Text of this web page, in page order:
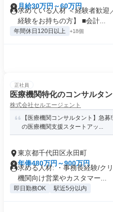
月給30万円～60万円
求めている人材 ＜経験者歓迎
経験をお持ちの方】 ■会計...
年間休日120日以上 +18個
正社員
医療機関特化のコンサルタ
株式会社セルエージェント
【医療機関コンサルタント】急
の医療機関支援スタートアッ...
東京都千代田区永田町
年俸480万円～900万円
求める人材: ・事務長経験/ク
機関向け営業やカスタマー...
即日勤務OK 駅近5分以内